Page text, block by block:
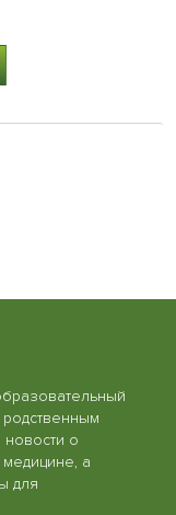
новости о
а
для